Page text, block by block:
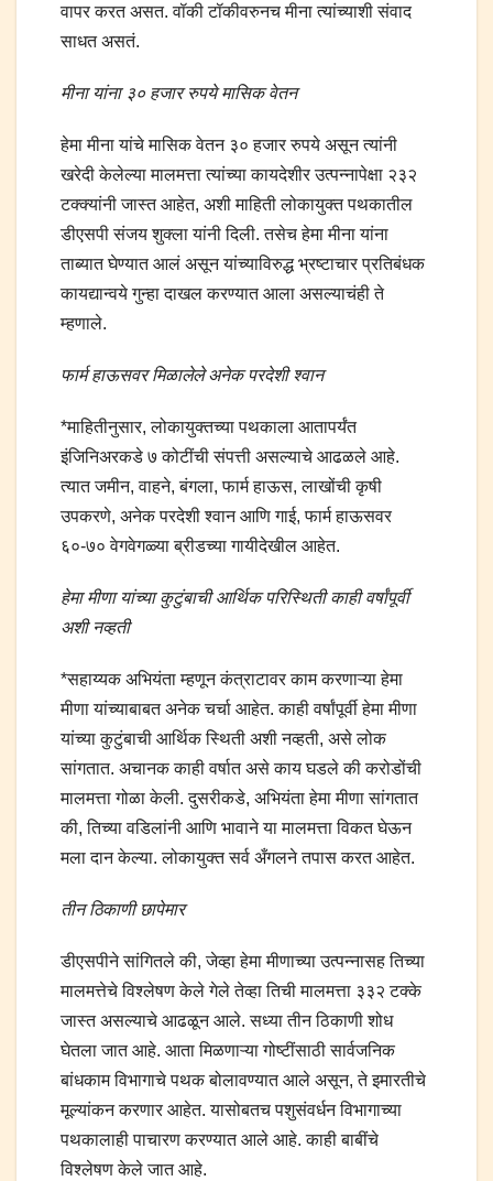
वापर करत असत. वॉकी टॉकीवरुनच मीना त्यांच्याशी संवाद
साधत असतं.
मीना यांना ३० हजार रुपये मासिक वेतन
हेमा मीना यांचे मासिक वेतन ३० हजार रुपये असून त्यांनी
खरेदी केलेल्या मालमत्ता त्यांच्या कायदेशीर उत्पन्नापेक्षा २३२
टक्क्यांनी जास्त आहेत, अशी माहिती लोकायुक्त पथकातील
डीएसपी संजय शुक्ला यांनी दिली. तसेच हेमा मीना यांना
ताब्यात घेण्यात आलं असून यांच्याविरुद्ध भ्रष्टाचार प्रतिबंधक
कायद्यान्वये गुन्हा दाखल करण्यात आला असल्याचंही ते
म्हणाले.
फार्म हाऊसवर मिळालेले अनेक परदेशी श्वान
*माहितीनुसार, लोकायुक्तच्या पथकाला आतापर्यंत
इंजिनिअरकडे ७ कोटींची संपत्ती असल्याचे आढळले आहे.
त्यात जमीन, वाहने, बंगला, फार्म हाऊस, लाखोंची कृषी
उपकरणे, अनेक परदेशी श्वान आणि गाई, फार्म हाऊसवर
६०-७० वेगवेगळ्या ब्रीडच्या गायीदेखील आहेत.
हेमा मीणा यांच्या कुटुंबाची आर्थिक परिस्थिती काही वर्षांपूर्वी
अशी नव्हती
*सहाय्यक अभियंता म्हणून कंत्राटावर काम करणाऱ्या हेमा
मीणा यांच्याबाबत अनेक चर्चा आहेत. काही वर्षांपूर्वी हेमा मीणा
यांच्या कुटुंबाची आर्थिक स्थिती अशी नव्हती, असे लोक
सांगतात. अचानक काही वर्षात असे काय घडले की करोडोंची
मालमत्ता गोळा केली. दुसरीकडे, अभियंता हेमा मीणा सांगतात
की, तिच्या वडिलांनी आणि भावाने या मालमत्ता विकत घेऊन
मला दान केल्या. लोकायुक्त सर्व अँगलने तपास करत आहेत.
तीन ठिकाणी छापेमार
डीएसपीने सांगितले की, जेव्हा हेमा मीणाच्या उत्पन्नासह तिच्या
मालमत्तेचे विश्लेषण केले गेले तेव्हा तिची मालमत्ता ३३२ टक्के
जास्त असल्याचे आढळून आले. सध्या तीन ठिकाणी शोध
घेतला जात आहे. आता मिळणाऱ्या गोष्टींसाठी सार्वजनिक
बांधकाम विभागाचे पथक बोलावण्यात आले असून, ते इमारतीचे
मूल्यांकन करणार आहेत. यासोबतच पशुसंवर्धन विभागाच्या
पथकालाही पाचारण करण्यात आले आहे. काही बाबींचे
विश्लेषण केले जात आहे.